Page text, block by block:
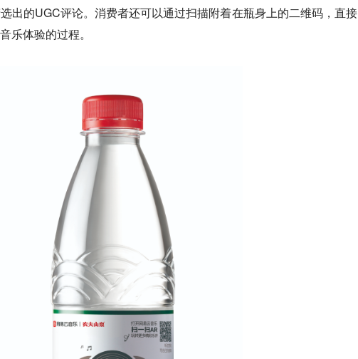
出的UGC评论。消费者还可以通过扫描附着在瓶身上的二维码，直接
乐体验的过程。